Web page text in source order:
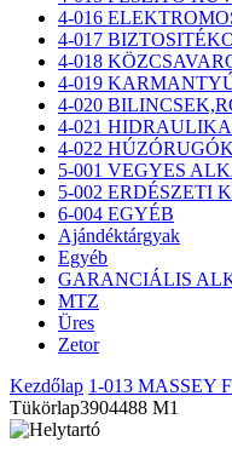
4-016
4-017
4-018
4-019
4-020
4-021
4-022
5-001 VEGYES
5-002 ERDÉSZETI
6-004 EGYÉB
Ajándéktárgyak
Egyéb
GARANCIÁLIS
MTZ
Üres
Zetor
Kezdőlap 1-013 MASSEY
Tükörlap3904488 M1